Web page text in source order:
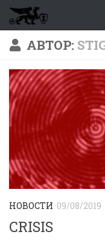
Перейти к
АВТОР:
НОВОСТИ 09/08/2019
CRISIS